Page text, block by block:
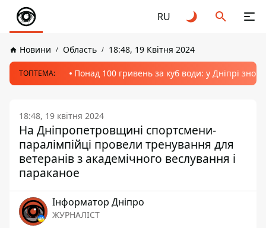
RU
Новини Область 18:48, 19 Квітня 2024
ТОПТЕМА: Понад 100 гривень за куб води: у Дніпрі
18:48, 19 квітня 2024
На Дніпропетровщині спортсмени-
паралімпійці провели тренування для
ветеранів з академічного веслування і
параканое
Інформатор Дніпро
ЖУРНАЛІСТ